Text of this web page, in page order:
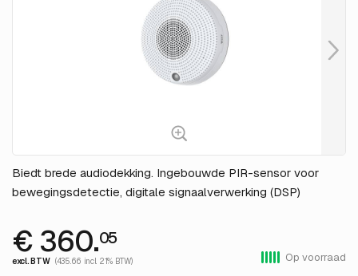
Biedt brede audiodekking. Ingebouwde PIR-sensor voor
bewegingsdetectie, digitale signaalverwerking (DSP)
€ 360.05
excl. BTW (435.66 incl. 21% BTW) Op voorraad